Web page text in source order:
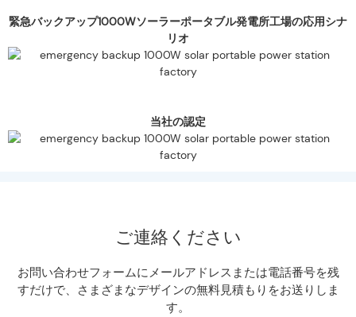
緊急バックアップ1000Wソーラーポータブル発電所工場の応用シナ
リオ
当社の認定
ご連絡ください
お問い合わせフォームにメールアドレスまたは電話番号を残
すだけで、さまざまなデザインの無料見積もりをお送りしま
す。